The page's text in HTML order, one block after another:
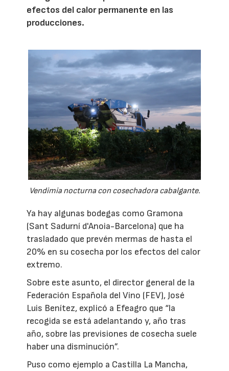
efectos del calor permanente en las
producciones.
Vendimia nocturna con cosechadora cabalgante.
Ya hay algunas bodegas como Gramona
(Sant Sadurní d'Anoia-Barcelona) que ha
trasladado que prevén mermas de hasta el
20% en su cosecha por los efectos del calor
extremo.
Sobre este asunto, el director general de la
Federación Española del Vino (FEV), José
Luis Benítez, explicó a Efeagro que “la
recogida se está adelantando y, año tras
año, sobre las previsiones de cosecha suele
haber una disminución”.
Puso como ejemplo a Castilla La Mancha,